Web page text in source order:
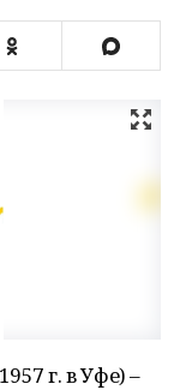
г. в Уфе) –